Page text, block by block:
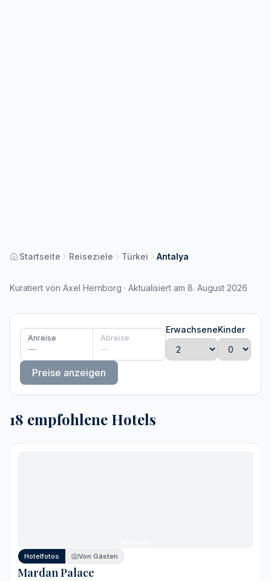
Startseite Reiseziele Türkei Antalya
Kuratiert von Axel Hernborg · Aktualisiert am 8. August 2026
Anreise
—
Abreise
—
ErwachseneKinder
Preise anzeigen
18 empfohlene Hotels
Hotelfotos Von Gästen
Mardan Palace